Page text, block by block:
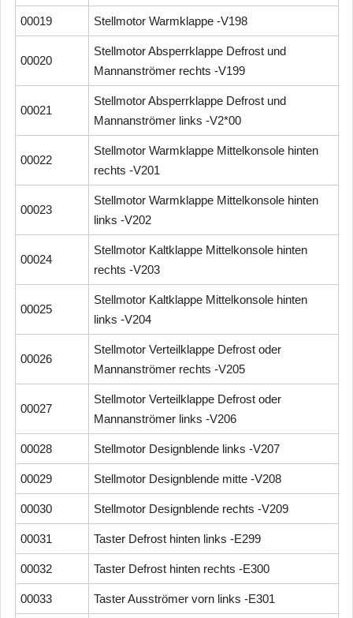
00019 Stellmotor Warmklappe -V198
00020
Stellmotor Absperrklappe Defrost und
Mannanströmer rechts -V199
00021
Stellmotor Absperrklappe Defrost und
Mannanströmer links -V2*00
00022
Stellmotor Warmklappe Mittelkonsole hinten
rechts -V201
00023
Stellmotor Warmklappe Mittelkonsole hinten
links -V202
00024
Stellmotor Kaltklappe Mittelkonsole hinten
rechts -V203
00025
Stellmotor Kaltklappe Mittelkonsole hinten
links -V204
00026
Stellmotor Verteilklappe Defrost oder
Mannanströmer rechts -V205
00027
Stellmotor Verteilklappe Defrost oder
Mannanströmer links -V206
00028 Stellmotor Designblende links -V207
00029 Stellmotor Designblende mitte -V208
00030 Stellmotor Designblende rechts -V209
00031 Taster Defrost hinten links -E299
00032 Taster Defrost hinten rechts -E300
00033 Taster Ausströmer vorn links -E301